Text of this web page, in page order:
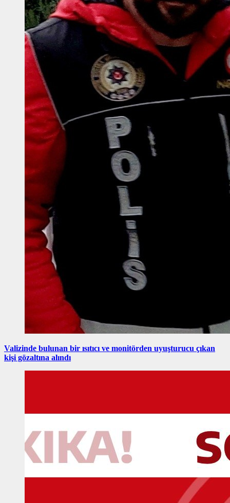
Valizinde bulunan bir ısıtıcı ve monitörden uyuşturucu çıkan
kişi gözaltına alındı